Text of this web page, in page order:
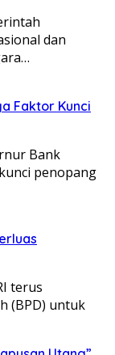
dan
Faktor Kunci
Bank
penopang
terus
(BPD) untuk